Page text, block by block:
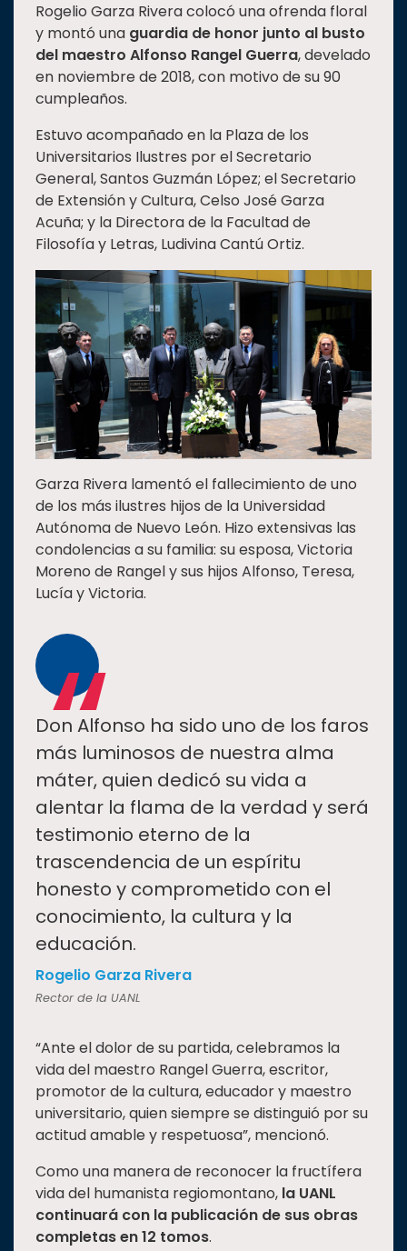
Rogelio Garza Rivera colocó una ofrenda floral
y montó una guardia de honor junto al busto
del maestro Alfonso Rangel Guerra, develado
en noviembre de 2018, con motivo de su 90
cumpleaños.
Estuvo acompañado en la Plaza de los
Universitarios Ilustres por el Secretario
General, Santos Guzmán López; el Secretario
de Extensión y Cultura, Celso José Garza
Acuña; y la Directora de la Facultad de
Filosofía y Letras, Ludivina Cantú Ortiz.
Garza Rivera lamentó el fallecimiento de uno
de los más ilustres hijos de la Universidad
Autónoma de Nuevo León. Hizo extensivas las
condolencias a su familia: su esposa, Victoria
Moreno de Rangel y sus hijos Alfonso, Teresa,
Lucía y Victoria.
“
Don Alfonso ha sido uno de los faros
más luminosos de nuestra alma
máter, quien dedicó su vida a
alentar la flama de la verdad y será
testimonio eterno de la
trascendencia de un espíritu
honesto y comprometido con el
conocimiento, la cultura y la
educación.
Rogelio Garza Rivera
Rector de la UANL
“Ante el dolor de su partida, celebramos la
vida del maestro Rangel Guerra, escritor,
promotor de la cultura, educador y maestro
universitario, quien siempre se distinguió por su
actitud amable y respetuosa”, mencionó.
Como una manera de reconocer la fructífera
vida del humanista regiomontano, la UANL
continuará con la publicación de sus obras
completas en 12 tomos.